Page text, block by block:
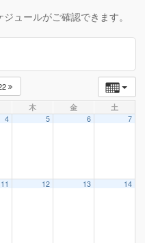
ュールがご確認できます。
木 金 土
4 5 6 7
11 12 13 14